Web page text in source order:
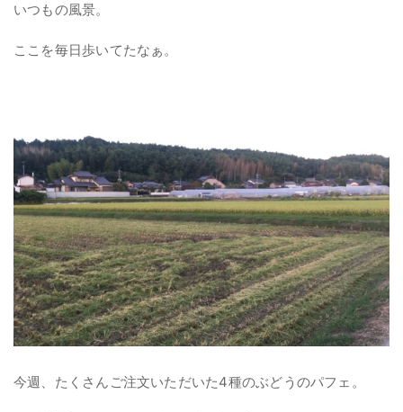
いつもの風景。
ここを毎日歩いてたなぁ。
今週、たくさんご注文いただいた4種のぶどうのパフェ。